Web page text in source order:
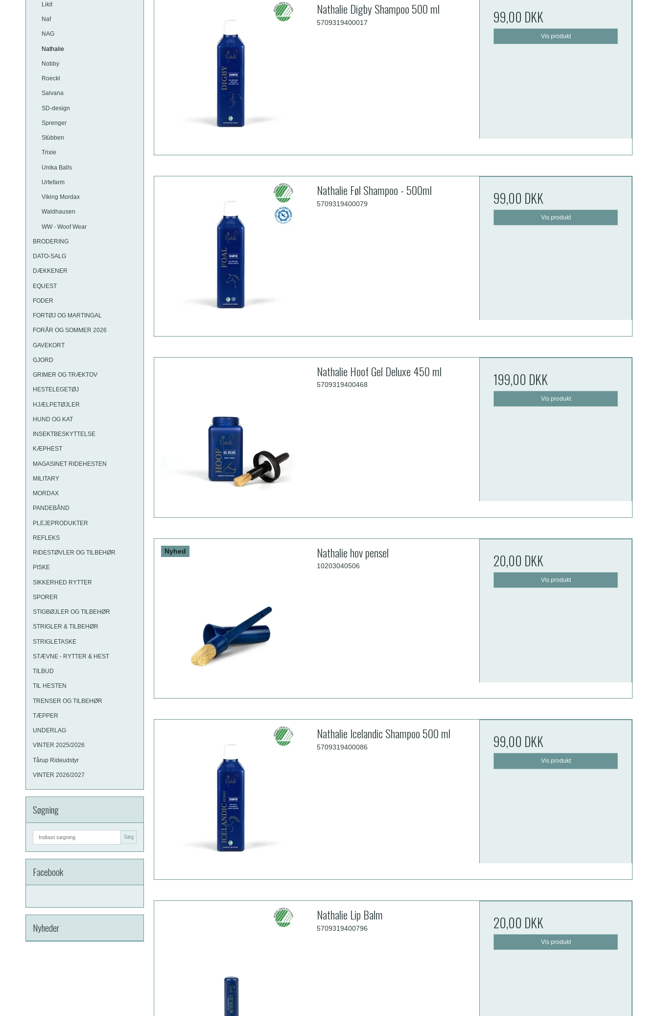
Likit
Naf
NAG
Nathalie
Nobby
Roeckl
Salvana
SD-design
Sprenger
Stübben
Trixie
Unika Balls
Urtefarm
Viking Mordax
Waldhausen
WW - Woof Wear
BRODERING
DATO-SALG
DÆKKENER
EQUEST
FODER
FORTØJ OG MARTINGAL
FORÅR OG SOMMER 2026
GAVEKORT
GJORD
GRIMER OG TRÆKTOV
HESTELEGETØJ
HJÆLPETØJLER
HUND OG KAT
INSEKTBESKYTTELSE
KÆPHEST
MAGASINET RIDEHESTEN
MILITARY
MORDAX
PANDEBÅND
PLEJEPRODUKTER
REFLEKS
RIDESTØVLER OG TILBEHØR
PISKE
SIKKERHED RYTTER
SPORER
STIGBØJLER OG TILBEHØR
STRIGLER & TILBEHØR
STRIGLETASKE
STÆVNE - RYTTER & HEST
TILBUD
TIL HESTEN
TRENSER OG TILBEHØR
TÆPPER
UNDERLAG
VINTER 2025/2026
Tårup Rideudstyr
VINTER 2026/2027
Søgning
Søg
Facebook
Nyheder
Nathalie Digby Shampoo 500 ml
5709319400017 99,00 DKK
Vis produkt
Nathalie Føl Shampoo - 500ml
5709319400079 99,00 DKK
Vis produkt
Nathalie Hoof Gel Deluxe 450 ml
5709319400468 199,00 DKK
Vis produkt
Nyhed Nathalie hov pensel
10203040506 20,00 DKK
Vis produkt
Nathalie Icelandic Shampoo 500 ml
5709319400086 99,00 DKK
Vis produkt
Nathalie Lip Balm
5709319400796 20,00 DKK
Vis produkt